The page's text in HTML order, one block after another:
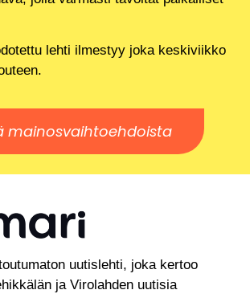
lehti ilmestyy joka keskiviikko
mainosvaihtoehdoista
uutislehti, joka kertoo
ja Virolahden uutisia